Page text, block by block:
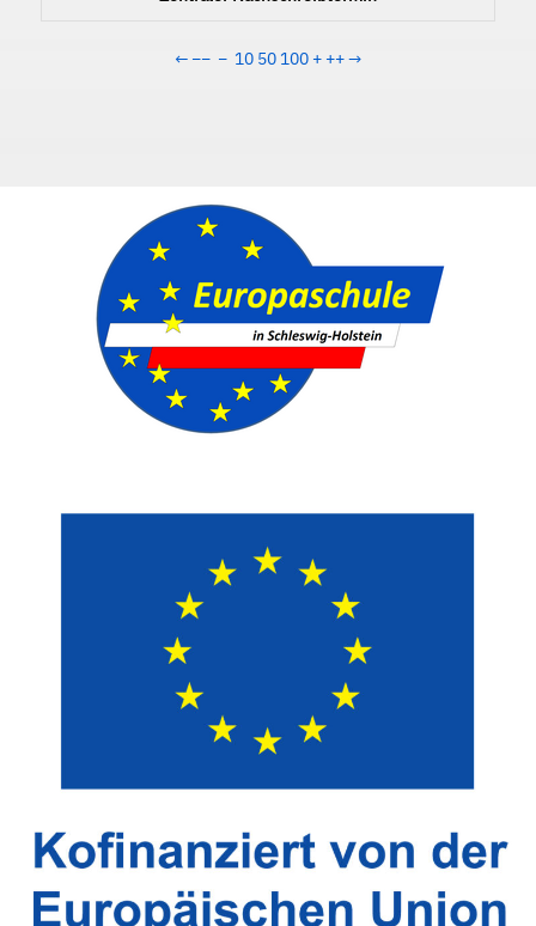
← −− − 10 50 100 + ++→